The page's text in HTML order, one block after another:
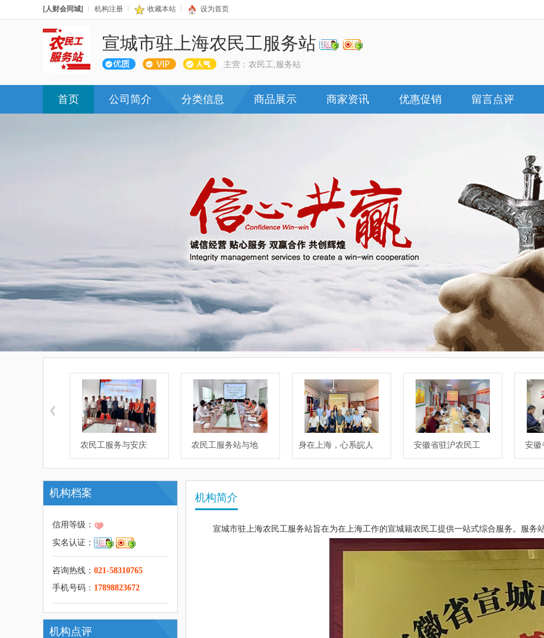
[人财会同城] 机构注册 收藏本站 设为首页
宣城市驻上海农民工服务站
主营：农民工,服务站
首页 公司简介 分类信息 商品展示 商家资讯 优惠促销 留言点评
农民工服务与安庆 农民工服务站与地 身在上海，心系皖人 安徽省驻沪农民工 安徽
机构档案
信用等级：
实名认证：
咨询热线： 021-58310765
手机号码 ： 17898823672
机构点评
机构简介
宣城市驻上海农民工服务站旨在为在上海工作的宣城籍农民工提供一站式综合服务。服务